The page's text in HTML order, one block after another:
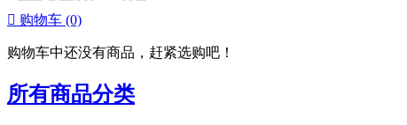
 购物车 (0)
购物车中还没有商品，赶紧选购吧！
所有商品分类